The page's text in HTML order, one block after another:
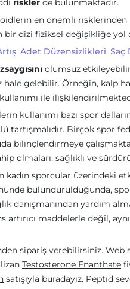
riskler de bulunmaktadır.
en önemli
bir dizi fiziksel değişikliğe yol
Adet Düzensizlikleri Saç
olumsuz
hale gelebilir. Örneğin, kalp
ile
kullanımı bazı spor
tartışmalıdır. Birçok spor
bilinçlendirmeye
olmaları, sağlıklı ve
kadın sporcular üzerindeki
bulundurulduğunda,
danışmanından yardım
artırıcı maddelerle değil,
sipariş verebilirsiniz.
Testosterone Enanthate
satışıyla buradayız. Peptid